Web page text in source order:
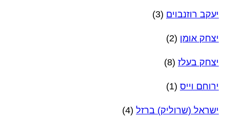
יעקב רוזנבוים (3)
יצחק אומן (2)
יצחק בעלז (8)
ירוחם וייס (1)
ישראל (שרוליק) ברזל (4)